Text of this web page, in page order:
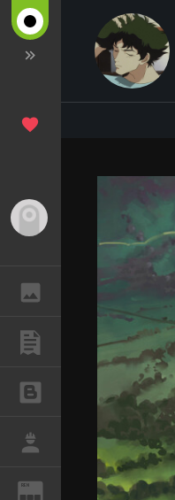
ПУБЛИКАЦИИ
РАБОТА
REN ЖУРНАЛ